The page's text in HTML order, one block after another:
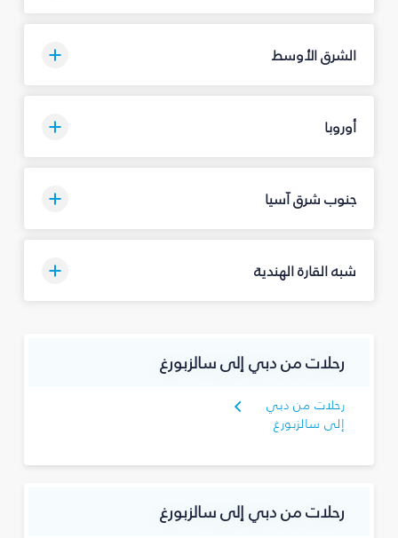
الشرق الأوسط
أوروبا
جنوب شرق آسيا
شبه القارة الهندية
رحلات من دبي إلى سالزبورغ
رحلات من دبي
إلى سالزبورغ
رحلات من دبي إلى سالزبورغ